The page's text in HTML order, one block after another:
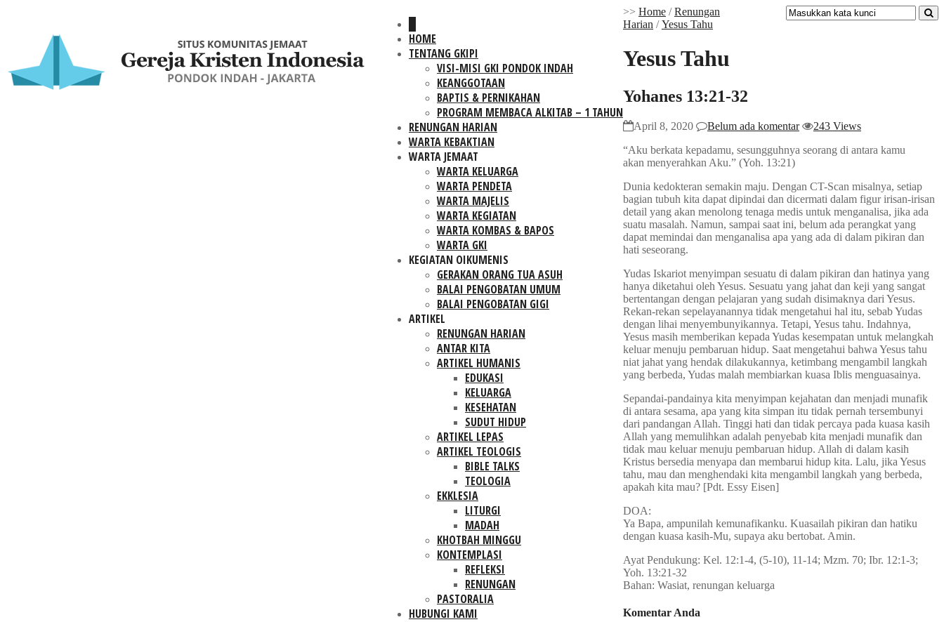
HOME
TENTANG GKIPI
VISI-MISI GKI PONDOK INDAH
KEANGGOTAAN
BAPTIS & PERNIKAHAN
PROGRAM MEMBACA ALKITAB – 1 TAHUN
RENUNGAN HARIAN
WARTA KEBAKTIAN
WARTA JEMAAT
WARTA KELUARGA
WARTA PENDETA
WARTA MAJELIS
WARTA KEGIATAN
WARTA KOMBAS & BAPOS
WARTA GKI
KEGIATAN OIKUMENIS
GERAKAN ORANG TUA ASUH
BALAI PENGOBATAN UMUM
BALAI PENGOBATAN GIGI
ARTIKEL
RENUNGAN HARIAN
ANTAR KITA
ARTIKEL HUMANIS
EDUKASI
KELUARGA
KESEHATAN
SUDUT HIDUP
ARTIKEL LEPAS
ARTIKEL TEOLOGIS
BIBLE TALKS
TEOLOGIA
EKKLESIA
LITURGI
MADAH
KHOTBAH MINGGU
KONTEMPLASI
REFLEKSI
RENUNGAN
PASTORALIA
HUBUNGI KAMI
>> Home /Renungan
Harian /Yesus Tahu
Yesus Tahu
Yohanes 13:21-32
April 8, 2020 Belum ada komentar
243 Views
“Aku berkata kepadamu, sesungguhnya seorang di antara kamu
akan menyerahkan Aku.” (Yoh. 13:21)
Dunia kedokteran semakin maju. Dengan CT-Scan misalnya, setiap
bagian tubuh kita dapat dipindai dan dicermati dalam figur irisan-irisan
detail yang akan menolong tenaga medis untuk menganalisa, jika ada
suatu masalah. Namun, sampai saat ini, belum ada perangkat yang
dapat memindai dan menganalisa apa yang ada di dalam pikiran dan
hati seseorang.
Yudas Iskariot menyimpan sesuatu di dalam pikiran dan hatinya yang
hanya diketahui oleh Yesus. Sesuatu yang jahat dan keji yang sangat
bertentangan dengan pelajaran yang sudah disimaknya dari Yesus.
Rekan-rekan sepelayanannya tidak mengetahui hal itu, sebab Yudas
dengan lihai menyembunyikannya. Tetapi, Yesus tahu. Indahnya,
Yesus masih memberikan kepada Yudas kesempatan untuk melangkah
keluar menuju pembaruan hidup. Saat mengetahui bahwa Yesus tahu
niat jahat yang hendak dilakukannya, ketimbang mengambil langkah
yang berbeda, Yudas malah membiarkan kuasa Iblis menguasainya.
Sepandai-pandainya kita menyimpan kejahatan dan menjadi munafik
di antara sesama, apa yang kita simpan itu tidak pernah tersembunyi
dari pandangan Allah. Tinggi hati dan tidak percaya pada kuasa kasih
Allah yang memulihkan adalah penyebab kita menjadi munafik dan
tidak mau keluar menuju pembaruan hidup. Allah di dalam kasih
Kristus bersedia menyapa dan membarui hidup kita. Lalu, jika Yesus
tahu, mau dan menghendaki kita mengambil langkah yang berbeda,
apakah kita mau? [Pdt. Essy Eisen]
DOA:
Ya Bapa, ampunilah kemunafikanku. Kuasailah pikiran dan hatiku
dengan kuasa kasih-Mu, supaya aku bertobat. Amin.
Ayat Pendukung: Kel. 12:1-4, (5-10), 11-14; Mzm. 70; Ibr. 12:1-3;
Yoh. 13:21-32
Bahan: Wasiat, renungan keluarga
Komentar Anda